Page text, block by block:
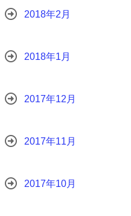
2018年2月
2018年1月
2017年12月
2017年11月
2017年10月